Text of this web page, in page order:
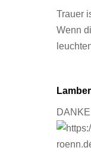
Trauer
Wenn